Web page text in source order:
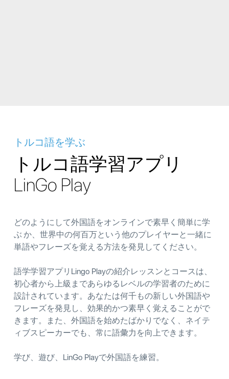
トルコ語を学ぶ
トルコ語学習アプリ
LinGo Play
どのようにして外国語をオンラインで素早く簡単に学
ぶ か、世界中の何百万という他のプレイヤーと一緒に
単語やフレーズを覚える方法を発見してください。
語学学習アプリLingo Playの紹介レッスンとコースは、
初心者から上級まであらゆるレベルの学習者のために
設計されています。あなたは何千もの新しい外国語や
フレーズを発見し、効果的かつ素早く覚えることがで
きます。また、外国語を始めたばかりでなく、ネイテ
ィブスピーカーでも、常に語彙力を向上できます。
学び、遊び、LinGo Playで外国語を練習。